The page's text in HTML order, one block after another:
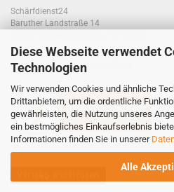
Diese Webseite verwendet
Technologien
Wir verwenden Cookies und ähnliche
Drittanbietern, um die ordentliche
gewährleisten, die Nutzung unseres
ein bestmögliches Einkaufserlebnis
Informationen finden Sie in unserer
Alle
Schärfdienst24
Baruther Landstraße 14
Telefon: 033733/609573
E-Mail:info@schaerfdienst24.de